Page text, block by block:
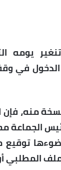
يومه
بلاغ، توصلت
توقيع
المطلبي